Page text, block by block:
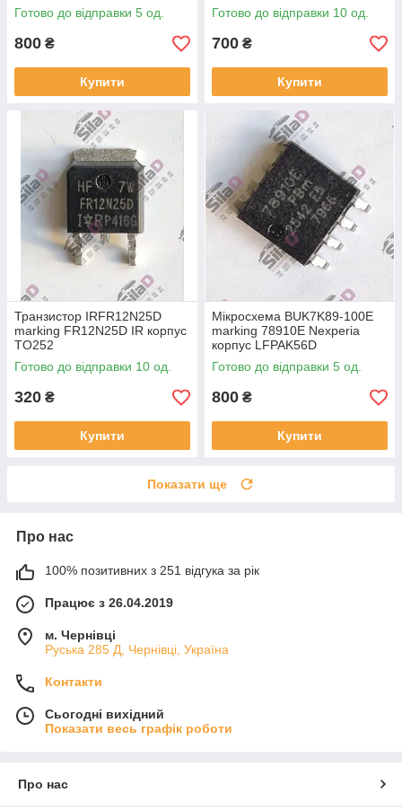
Готово до відправки 5 од.
800 ₴
Купити
Готово до відправки 10 од.
700 ₴
Купити
Транзистор IRFR12N25D
marking FR12N25D IR корпус
TO252
Готово до відправки 10 од.
320 ₴
Купити
Мікросхема BUK7K89-100E
marking 78910E Nexperia
корпус LFPAK56D
Готово до відправки 5 од.
800 ₴
Купити
Показати ще
Про нас
100% позитивних з 251 відгука за рік
Працює з 26.04.2019
м. Чернівці
Руська 285 Д, Чернівці, Україна
Контакти
Сьогодні вихідний
Показати весь графік роботи
Про нас